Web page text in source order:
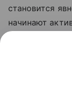
становится
начинают
свою силу на
возможность